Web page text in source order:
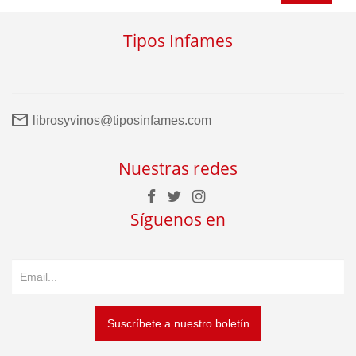
Tipos Infames
librosyvinos@tiposinfames.com
Nuestras redes
Síguenos en
Suscríbete a nuestro boletín